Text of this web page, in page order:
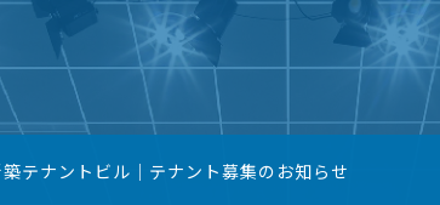
テナントビル｜テナント募集のお知らせ